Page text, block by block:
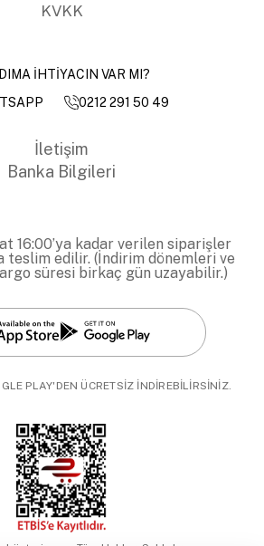
KVKK
İHTİYACIN VAR MI?
0212 291 50 49
İletişim
Banka Bilgileri
16:00’ya kadar verilen siparişler
teslim edilir. (İndirim dönemleri ve
süresi birkaç gün uzayabilir.)
PLAY'DEN ÜCRETSİZ İNDİREBİLİRSİNİZ.